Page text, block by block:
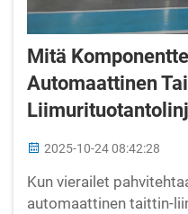
Mitä
Automaattinen
2025-10-24 08:42:28
Kun vierailet
automaattinen taittin-